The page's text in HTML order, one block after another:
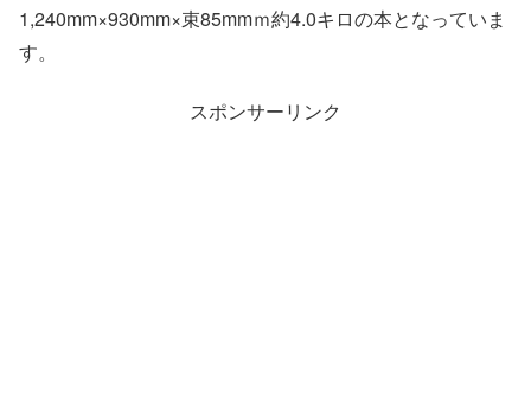
1,240mm×930mm×束85mmｍ約4.0キロの本となっていま
す。
スポンサーリンク